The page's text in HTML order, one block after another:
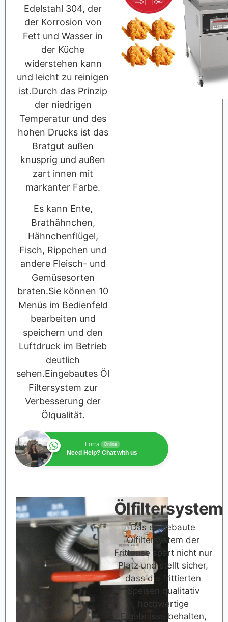
Edelstahl 304, der
der Korrosion von
Fett und Wasser in
der Küche
widerstehen kann
und leicht zu reinigen
ist.Durch das Prinzip
der niedrigen
Temperatur und des
hohen Drucks ist das
Bratgut außen
knusprig und außen
zart innen mit
markanter Farbe.
Es kann Ente,
Brathähnchen,
Hähnchenflügel,
Fisch, Rippchen und
andere Fleisch- und
Gemüsesorten
braten.Sie können 10
Menüs im Bedienfeld
bearbeiten und
speichern und den
Luftdruck im Betrieb
deutlich
sehen.Eingebautes Öl
Filtersystem zur
Verbesserung der
Ölqualität.
Lorra Online
Need Help? Chat with us
Ölfiltersystem
Das eingebaute
Ölfiltersystem der
Fritteuse spart nicht nur
Platz und stellt sicher,
dass die frittierten
Speisen qualitativ
hochwertige
Ergebnisse behalten,